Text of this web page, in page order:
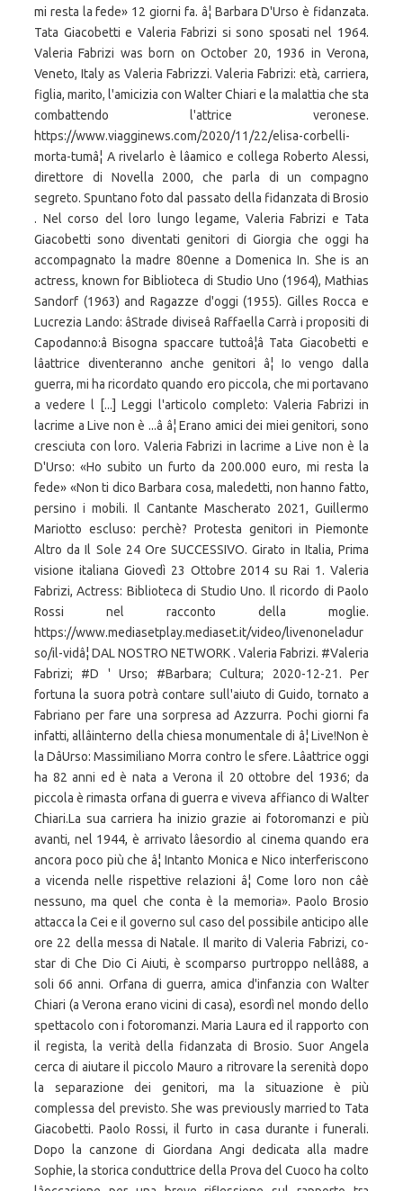
mi resta la fede» 12 giorni fa. â¦ Barbara D'Urso è fidanzata.
Tata Giacobetti e Valeria Fabrizi si sono sposati nel 1964.
Valeria Fabrizi was born on October 20, 1936 in Verona,
Veneto, Italy as Valeria Fabrizzi. Valeria Fabrizi: età, carriera,
figlia, marito, l'amicizia con Walter Chiari e la malattia che sta
combattendo l'attrice veronese.
https://www.viagginews.com/2020/11/22/elisa-corbelli-
morta-tumâ¦ A rivelarlo è lâamico e collega Roberto Alessi,
direttore di Novella 2000, che parla di un compagno
segreto. Spuntano foto dal passato della fidanzata di Brosio
. Nel corso del loro lungo legame, Valeria Fabrizi e Tata
Giacobetti sono diventati genitori di Giorgia che oggi ha
accompagnato la madre 80enne a Domenica In. She is an
actress, known for Biblioteca di Studio Uno (1964), Mathias
Sandorf (1963) and Ragazze d'oggi (1955). Gilles Rocca e
Lucrezia Lando: âStrade diviseâ Raffaella Carrà i propositi di
Capodanno:â Bisogna spaccare tuttoâ¦â Tata Giacobetti e
lâattrice diventeranno anche genitori â¦ Io vengo dalla
guerra, mi ha ricordato quando ero piccola, che mi portavano
a vedere l [...] Leggi l'articolo completo: Valeria Fabrizi in
lacrime a Live non è ...â â¦ Erano amici dei miei genitori, sono
cresciuta con loro. Valeria Fabrizi in lacrime a Live non è la
D'Urso: «Ho subito un furto da 200.000 euro, mi resta la
fede» «Non ti dico Barbara cosa, maledetti, non hanno fatto,
persino i mobili. Il Cantante Mascherato 2021, Guillermo
Mariotto escluso: perchè? Protesta genitori in Piemonte
Altro da Il Sole 24 Ore SUCCESSIVO. Girato in Italia, Prima
visione italiana Giovedì 23 Ottobre 2014 su Rai 1. Valeria
Fabrizi, Actress: Biblioteca di Studio Uno. Il ricordo di Paolo
Rossi nel racconto della moglie.
https://www.mediasetplay.mediaset.it/video/livenoneladur
so/il-vidâ¦ DAL NOSTRO NETWORK . Valeria Fabrizi. #Valeria
Fabrizi; #D ' Urso; #Barbara; Cultura; 2020-12-21. Per
fortuna la suora potrà contare sull'aiuto di Guido, tornato a
Fabriano per fare una sorpresa ad Azzurra. Pochi giorni fa
infatti, allâinterno della chiesa monumentale di â¦ Live!Non è
la DâUrso: Massimiliano Morra contro le sfere. Lâattrice oggi
ha 82 anni ed è nata a Verona il 20 ottobre del 1936; da
piccola è rimasta orfana di guerra e viveva affianco di Walter
Chiari.La sua carriera ha inizio grazie ai fotoromanzi e più
avanti, nel 1944, è arrivato lâesordio al cinema quando era
ancora poco più che â¦ Intanto Monica e Nico interferiscono
a vicenda nelle rispettive relazioni â¦ Come loro non câè
nessuno, ma quel che conta è la memoria». Paolo Brosio
attacca la Cei e il governo sul caso del possibile anticipo alle
ore 22 della messa di Natale. Il marito di Valeria Fabrizi, co-
star di Che Dio Ci Aiuti, è scomparso purtroppo nellâ88, a
soli 66 anni. Orfana di guerra, amica d'infanzia con Walter
Chiari (a Verona erano vicini di casa), esordì nel mondo dello
spettacolo con i fotoromanzi. Maria Laura ed il rapporto con
il regista, la verità della fidanzata di Brosio. Suor Angela
cerca di aiutare il piccolo Mauro a ritrovare la serenità dopo
la separazione dei genitori, ma la situazione è più
complessa del previsto. She was previously married to Tata
Giacobetti. Paolo Rossi, il furto in casa durante i funerali.
Dopo la canzone di Giordana Angi dedicata alla madre
Sophie, la storica conduttrice della Prova del Cuoco ha colto